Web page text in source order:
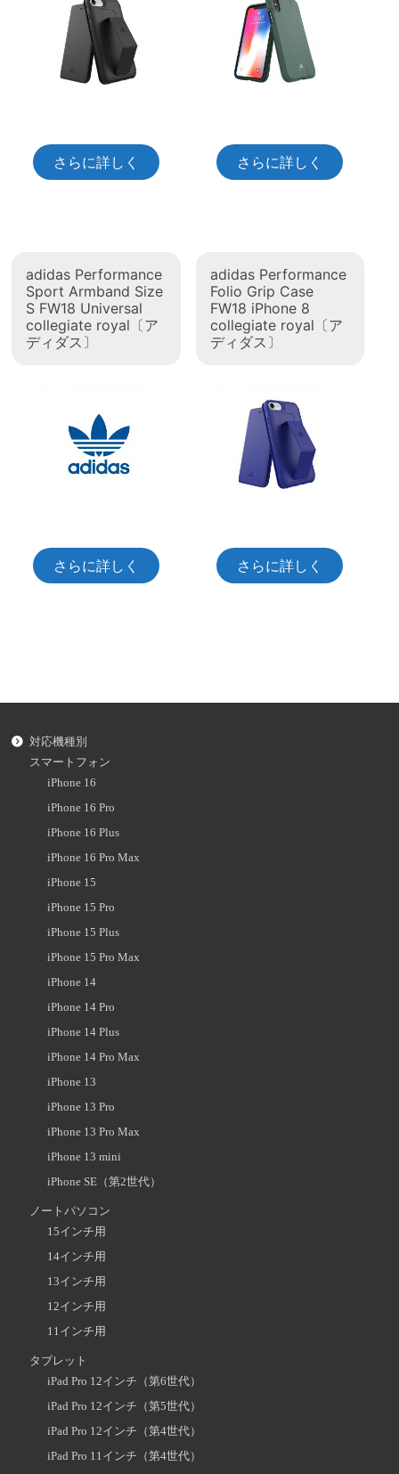
さらに詳しく さらに詳しく
adidas Performance
Sport Armband Size
S FW18 Universal
collegiate royal〔ア
ディダス〕
さらに詳しく
adidas Performance
Folio Grip Case
FW18 iPhone 8
collegiate royal〔ア
ディダス〕
さらに詳しく
対応機種別
スマートフォン
iPhone 16
iPhone 16 Pro
iPhone 16 Plus
iPhone 16 Pro Max
iPhone 15
iPhone 15 Pro
iPhone 15 Plus
iPhone 15 Pro Max
iPhone 14
iPhone 14 Pro
iPhone 14 Plus
iPhone 14 Pro Max
iPhone 13
iPhone 13 Pro
iPhone 13 Pro Max
iPhone 13 mini
iPhone SE（第2世代）
ノートパソコン
15インチ用
14インチ用
13インチ用
12インチ用
11インチ用
タブレット
iPad Pro 12インチ（第6世代）
iPad Pro 12インチ（第5世代）
iPad Pro 12インチ（第4世代）
iPad Pro 11インチ（第4世代）